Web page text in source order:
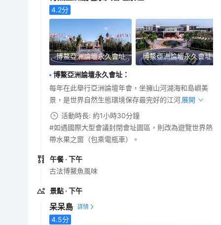
4.2分
博鰲亞洲論壇永久會址 博鰲亞洲論壇永久會址
博鰲亞洲論壇永久會址 ：
每年在此舉行亞洲論壇年會，坐擁山河湖海和島嶼美
景，是世界自然生態環境保存最完好的江河入海口。
展開
活動時長: 約1小時30分鐘
#如遇國際大型會議封閉會址園區，則改為遊覽世界熱
帶水果之窗（包乘電瓶車）。
午餐 · 下午
古法博鰲魚風味
景點 · 下午
呆呆島
4.5分